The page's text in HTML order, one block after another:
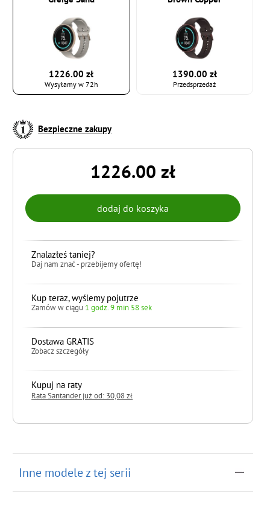
1226.00 zł
Wysyłamy w 72h
1390.00 zł
Przedsprzedaż
Bezpieczne zakupy
1226.00 zł
Znalazłeś taniej?
Daj nam znać - przebijemy ofertę!
Kup teraz, wyślemy pojutrze
Zamów w ciągu 1 godz. 9 min 57 sek
Dostawa GRATIS
Zobacz szczegóły
Kupuj na raty
Rata Santander już od: 30,08 zł
Inne modele z tej serii